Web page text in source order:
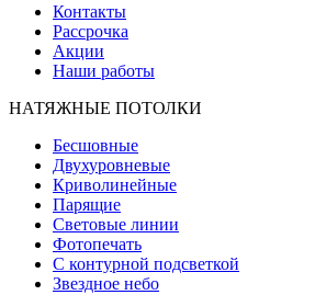
Контакты
Рассрочка
Акции
Наши работы
НАТЯЖНЫЕ ПОТОЛКИ
Бесшовные
Двухуровневые
Криволинейные
Парящие
Световые линии
Фотопечать
С контурной подсветкой
Звездное небо